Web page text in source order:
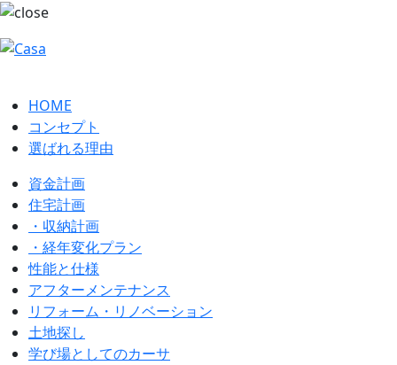
HOME
コンセプト
選ばれる理由
資金計画
住宅計画
・収納計画
・経年変化プラン
性能と仕様
アフターメンテナンス
リフォーム・リノベーション
土地探し
学び場としてのカーサ